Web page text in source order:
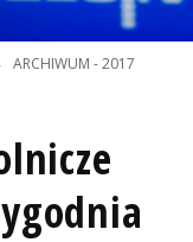
ARCHIWUM - 2017